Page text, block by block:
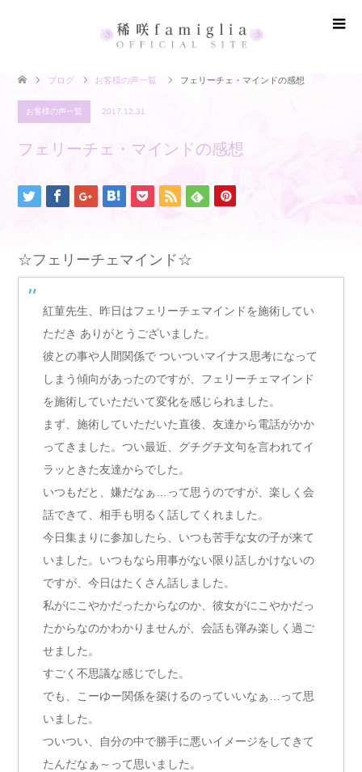
ブログ お客様の声一覧 フェリーチェ・マインドの感想
お客様の声一覧 2017.12.31
フェリーチェ・マインドの感想
☆フェリーチェマインド☆
紅菫先生、昨日はフェリーチェマインドを施術してい
ただき ありがとうございました。
彼との事や人間関係で ついついマイナス思考になって
しまう傾向があったのですが、フェリーチェマインド
を施術していただいて変化を感じられました。
まず、施術していただいた直後、友達から電話がかか
ってきました。つい最近、グチグチ文句を言われてイ
ラッときた友達からでした。
いつもだと、嫌だなぁ…って思うのですが、楽しく会
話できて、相手も明るく話してくれました。
今日集まりに参加したら、いつも苦手な女の子が来て
いました。いつもなら用事がない限り話しかけないの
ですが、今日はたくさん話しました。
私がにこやかだったからなのか、彼女がにこやかだっ
たからなのかわかりませんが、会話も弾み楽しく過ご
せました。
すごく不思議な感じでした。
でも、こーゆー関係を築けるのっていいなぁ…って思
いました。
ついつい、自分の中で勝手に悪いイメージをしてきて
たんだなぁ～って思いました。